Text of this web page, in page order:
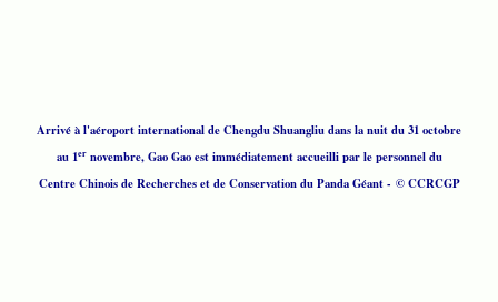
Arrivé à l'aéroport international de Chengdu Shuangliu dans la nuit du 31 octobre
au 1ernovembre, Gao Gao est immédiatement accueilli par le personnel du
Centre Chinois de Recherches et de Conservation du Panda Géant - © CCRCGP